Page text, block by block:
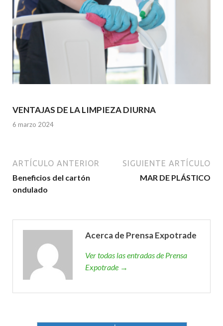
VENTAJAS DE LA LIMPIEZA DIURNA
6 marzo 2024
ARTÍCULO ANTERIOR
Beneficios del cartón
ondulado
SIGUIENTE ARTÍCULO
MAR DE PLÁSTICO
Acerca de Prensa Expotrade
Ver todas las entradas de Prensa
Expotrade →